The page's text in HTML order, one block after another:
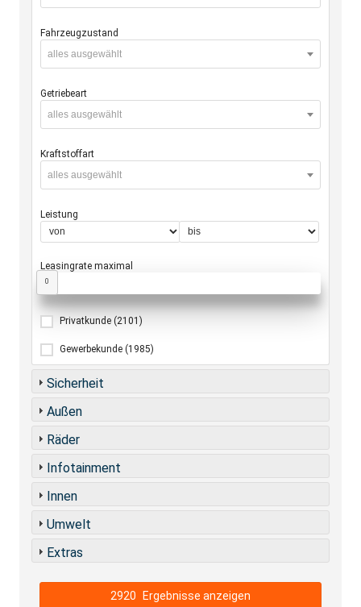
Fahrzeugzustand
alles ausgewählt
Getriebeart
alles ausgewählt
Kraftstoffart
alles ausgewählt
Leistung
Leasingrate maximal
0
Privatkunde (2101)
Gewerbekunde (1985)
Sicherheit
Außen
Räder
Infotainment
Innen
Umwelt
Extras
2920 Ergebnisse anzeigen